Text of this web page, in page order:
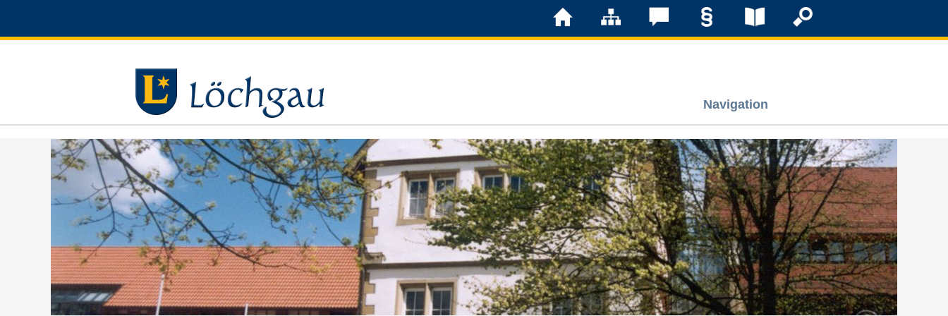
Navigation
Löchgau
Grußwort Bürgermeister
Kurzportrait
Löchgau früher
Zahlen & Fakten
Steuern